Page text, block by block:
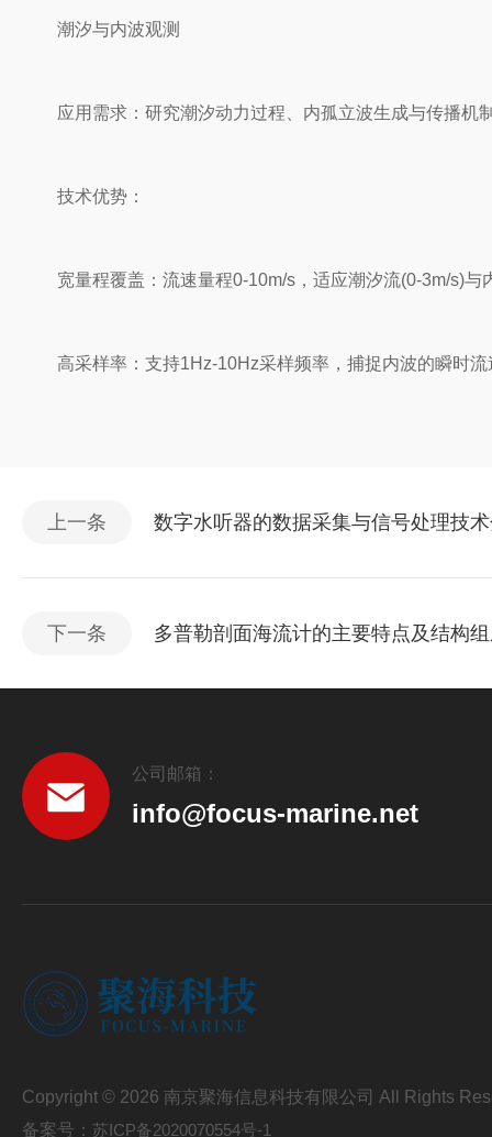
潮汐与内波观测
应用需求：研究潮汐动力过程、内孤立波生成与传播机
技术优势：
宽量程覆盖：流速量程0-10m/s，适应潮汐流(0-3m/s)与
高采样率：支持1Hz-10Hz采样频率，捕捉内波的瞬时流
上一条 数字水听器的数据采集与信号处理技
下一条 多普勒剖面海流计的主要特点及结构
公司邮箱：
info@focus-marine.net
Copyright © 2026 南京聚海信息科技有限公司 All Rights
备案号： 苏ICP备2020070554号-1